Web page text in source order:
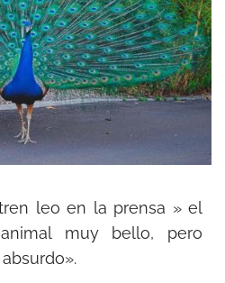
leo en la prensa » el
muy bello, pero